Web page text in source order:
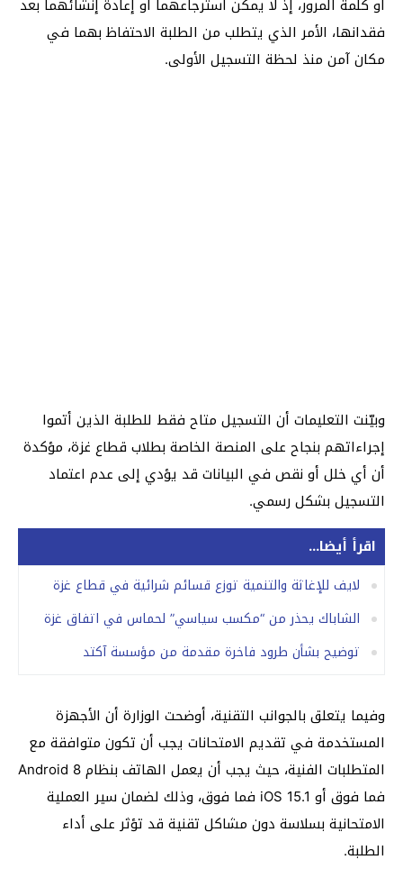
أو كلمة المرور، إذ لا يمكن استرجاعهما أو إعادة إنشائهما بعد
فقدانها، الأمر الذي يتطلب من الطلبة الاحتفاظ بهما في
مكان آمن منذ لحظة التسجيل الأولى.
وبيّنت التعليمات أن التسجيل متاح فقط للطلبة الذين أتموا
إجراءاتهم بنجاح على المنصة الخاصة بطلاب قطاع غزة، مؤكدة
أن أي خلل أو نقص في البيانات قد يؤدي إلى عدم اعتماد
التسجيل بشكل رسمي.
اقرأ أيضا...
لايف للإغاثة والتنمية توزع قسائم شرائية في قطاع غزة
الشاباك يحذر من “مكسب سياسي” لحماس في اتفاق غزة
توضيح بشأن طرود فاخرة مقدمة من مؤسسة آكتد
وفيما يتعلق بالجوانب التقنية، أوضحت الوزارة أن الأجهزة
المستخدمة في تقديم الامتحانات يجب أن تكون متوافقة مع
المتطلبات الفنية، حيث يجب أن يعمل الهاتف بنظام Android 8
فما فوق أو iOS 15.1 فما فوق، وذلك لضمان سير العملية
الامتحانية بسلاسة دون مشاكل تقنية قد تؤثر على أداء
الطلبة.